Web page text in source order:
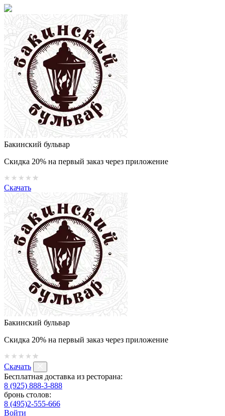
Бакинский бульвар
Скидка 20% на первый заказ через приложение
Скачать
Бакинский бульвар
Скидка 20% на первый заказ через приложение
Скачать
Бесплатная доставка из ресторана:
8 (925) 888-3-888
бронь столов:
8 (495)2-555-666
Войти